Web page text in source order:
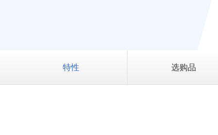
特性 选购品